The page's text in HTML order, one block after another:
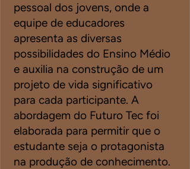
pessoal dos jovens, onde a
equipe de educadores
apresenta as diversas
possibilidades do Ensino Médio
e auxilia na construção de um
projeto de vida significativo
para cada participante. A
abordagem do Futuro Tec foi
elaborada para permitir que o
estudante seja o protagonista
na produção de conhecimento.